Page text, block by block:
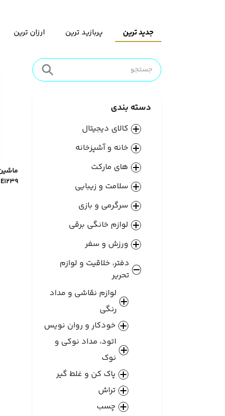
جدید ترین پربازید ترین ارزان ترین
دسته بندی
کالای دیجیتال
خانه و آشپزخانه
های مارکت
سلامت و زیبایی
سرگرمی و بازی
لوازم خانگی برقی
ورزش و سفر
دفتر، خلاقیت و لوازم
تحریر
لوازم نقاشی و مداد
رنگی
خودکار و روان نویس
اتود، مداد نوکی و
نوک
پاک کن و غلط گیر
تراش
چسب
E1239